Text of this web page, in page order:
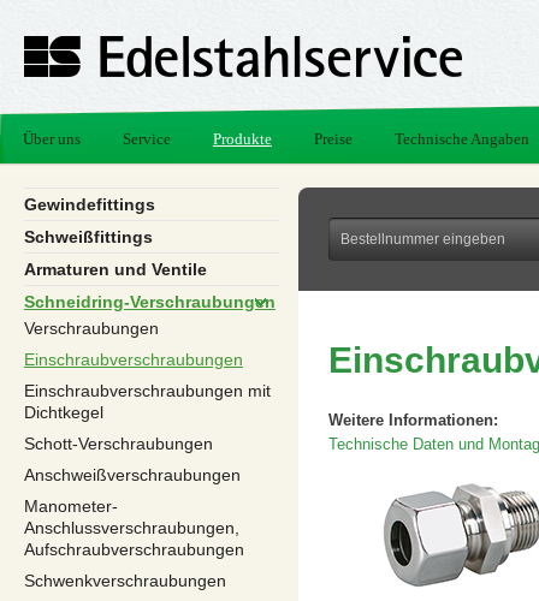
Über uns Service Produkte Preise Technische Angaben
Gewindefittings
Schweißfittings
Armaturen und Ventile
Schneidring-Verschraubungen
Verschraubungen
Einschraubverschraubungen
Einschraubverschraubungen mit
Dichtkegel
Schott-Verschraubungen
Anschweißverschraubungen
Manometer-
Anschlussverschraubungen,
Aufschraubverschraubungen
Schwenkverschraubungen
Weitere Informationen:
Technische Daten und